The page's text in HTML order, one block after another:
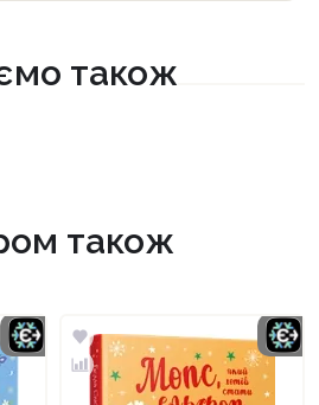
також
також